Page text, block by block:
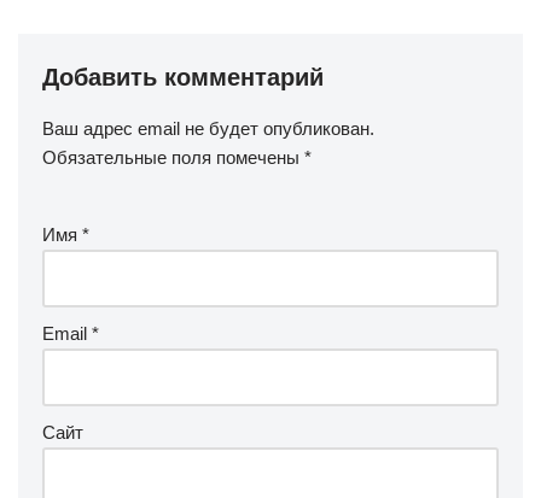
Добавить комментарий
Ваш адрес email не будет опубликован.
Обязательные поля помечены *
Имя *
Email *
Сайт